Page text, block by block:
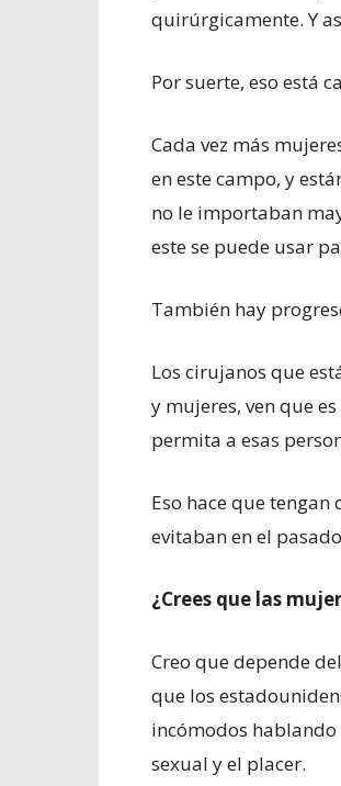
quirúrgicamente. Y
Por suerte, eso está
Cada vez más
en este campo, y
no le importaban
este se puede usar
También hay
Los cirujanos que
y mujeres, ven que
permita a esas
Eso hace que
evitaban en el
¿Crees que las
Creo que depende
que los
incómodos
sexual y el placer.